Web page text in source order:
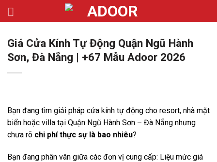
Bỏ
qua
dung
Giá Cửa Kính Tự Động Quận Ngũ Hành
Sơn, Đà Nẵng | +67 Mẫu Adoor 2026
Bạn đang tìm giải pháp cửa kính tự động cho resort, nhà mặt
biển hoặc villa tại Quận Ngũ Hành Sơn – Đà Nẵng nhưng
chưa rõ chi phí thực sự là bao nhiêu?
Bạn đang phân vân giữa các đơn vị cung cấp: Liệu mức giá